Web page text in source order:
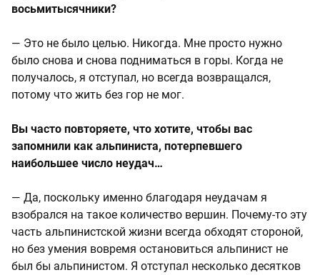
восьмитысячники?
— Это не было целью. Никогда. Мне просто нужно
было снова и снова подниматься в горы. Когда не
получалось, я отступал, но всегда возвращался,
потому что жить без гор не мог.
Вы часто повторяете, что хотите, чтобы вас
запомнили как альпиниста, потерпевшего
наибольшее число неудач…
— Да, поскольку именно благодаря неудачам я
взобрался на такое количество вершин. Почему-то эту
часть альпинистской жизни всегда обходят стороной,
но без умения вовремя остановиться альпинист не
был бы альпинистом. Я отступал несколько десятков